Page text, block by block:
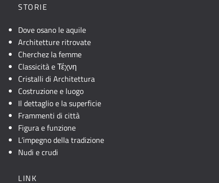
STORIE
Dove osano le aquile
Architetture ritrovate
Cherchez la femme
Classicità e Τέχνη
Cristalli di Architettura
Costruzione e luogo
Il dettaglio e la superficie
Frammenti di città
Figura e funzione
L’impegno della tradizione
Nudi e crudi
LINK